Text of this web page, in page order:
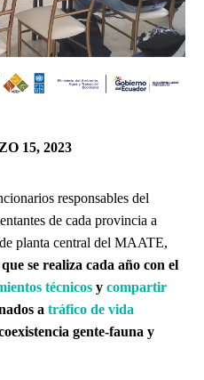
15, 2023
responsables del
de cada provincia a
planta central del MAATE,
se realiza cada año con el
técnicos y compartir
a tráfico de vida
gente-fauna y